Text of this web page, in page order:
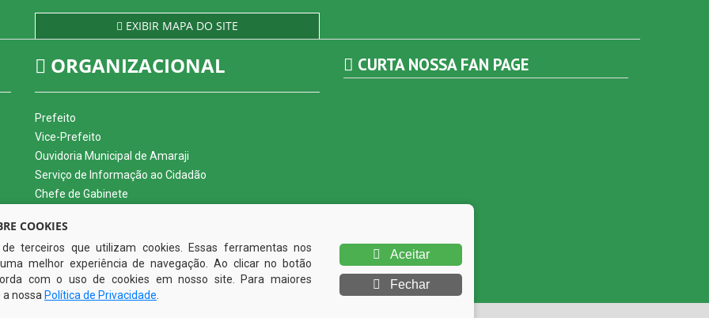
EXIBIR MAPA DO SITE
ORGANIZACIONAL
Prefeito
Vice-Prefeito
Ouvidoria Municipal de Amaraji
Serviço de Informação ao Cidadão
Chefe de Gabinete
Órgão de Controle Interno
Departamento de Tributos
Departamento de Recursos Humanos
CURTA NOSSA FAN PAGE
COOKIES
terceiros que utilizam cookies. Essas ferramentas nos
melhor experiência de navegação. Ao clicar no botão
com o uso de cookies em nosso site. Para maiores
nossa Política de Privacidade
Aceitar
Fechar